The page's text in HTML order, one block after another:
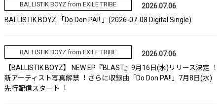
BALLISTIK BOYZ from EXILE TRIBE
2026.07.06
BALLISTIK BOYZ 「Do Don PA!! 」(2026-07-08 Digital Single)
BALLISTIK BOYZ from EXILE TRIBE
2026.07.06
【BALLISTIK BOYZ】 NEW EP『BLAST』9⽉16⽇(⽔)リリース決定︕
新アーティスト写真解禁︕ さらに収録曲「Do Don PA!!」7⽉8⽇(⽔)
先⾏配信スタート︕